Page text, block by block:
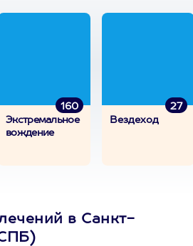
160
Экстремальное
вождение
27
Вездеход
в Санкт-